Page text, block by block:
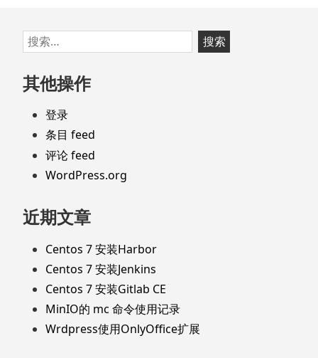
跳
至
页
脚
搜
索：
其他操作
登录
条目 feed
评论 feed
WordPress.org
近期文章
Centos 7 安装Harbor
Centos 7 安装Jenkins
Centos 7 安装Gitlab CE
MinIO的 mc 命令使用记录
Wrdpress使用OnlyOffice扩展